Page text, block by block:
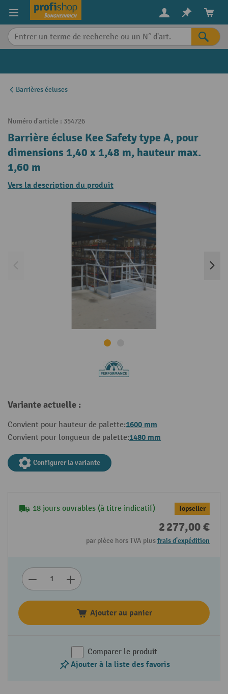
content
Barrières écluses
Numéro d'article : 354726
Barrière écluse Kee Safety type A, pour
dimensions 1,40 x 1,48 m, hauteur max.
1,60 m
Vers la description du produit
Variante actuelle :
Convient pour hauteur de palette:1600 mm
Convient pour longueur de palette:1480 mm
Configurer la variante
18 jours ouvrables (à titre indicatif) Topseller
2 277,00 €
par pièce hors TVA plusfrais d'expédition
Ajouter au panier
Comparer le produit
Ajouter à la liste des favoris